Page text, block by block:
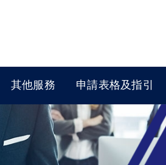
其他服務 申請表格及指引